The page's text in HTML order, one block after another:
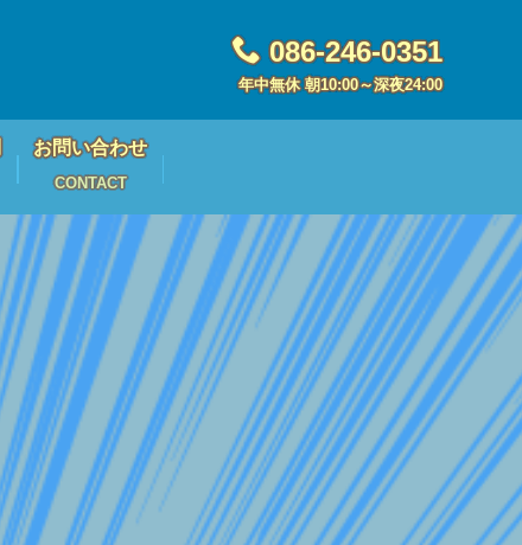
086-246-0351
年中無休 朝10:00～深夜24:00
お問い合わせ
CONTACT